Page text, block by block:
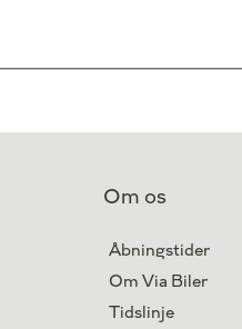
Om os
Åbningstider
Om Via Biler
Tidslinje